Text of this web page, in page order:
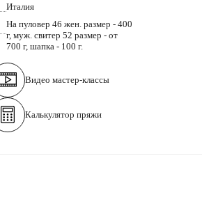
Италия
На пуловер 46 жен. размер - 400
г, муж. свитер 52 размер - от
700 г, шапка - 100 г.
Видео мастер-классы
Калькулятор пряжи